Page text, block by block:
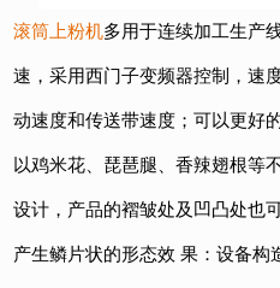
滚筒上粉机多用于连续加工生产
速，采用西门子变频器控制，速
动速度和传送带速度；可以更好
以鸡米花、琵琶腿、香辣翅根等
设计，产品的褶皱处及凹凸处也
产生鳞片状的形态效 果：设备构